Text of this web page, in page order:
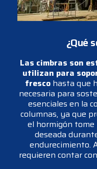
¿Qué
Las cimbras son
utilizan para
frescohasta que
necesaria para
esenciales en la
columnas, ya que
el hormigón
deseada
endurecimiento.
requieren contar